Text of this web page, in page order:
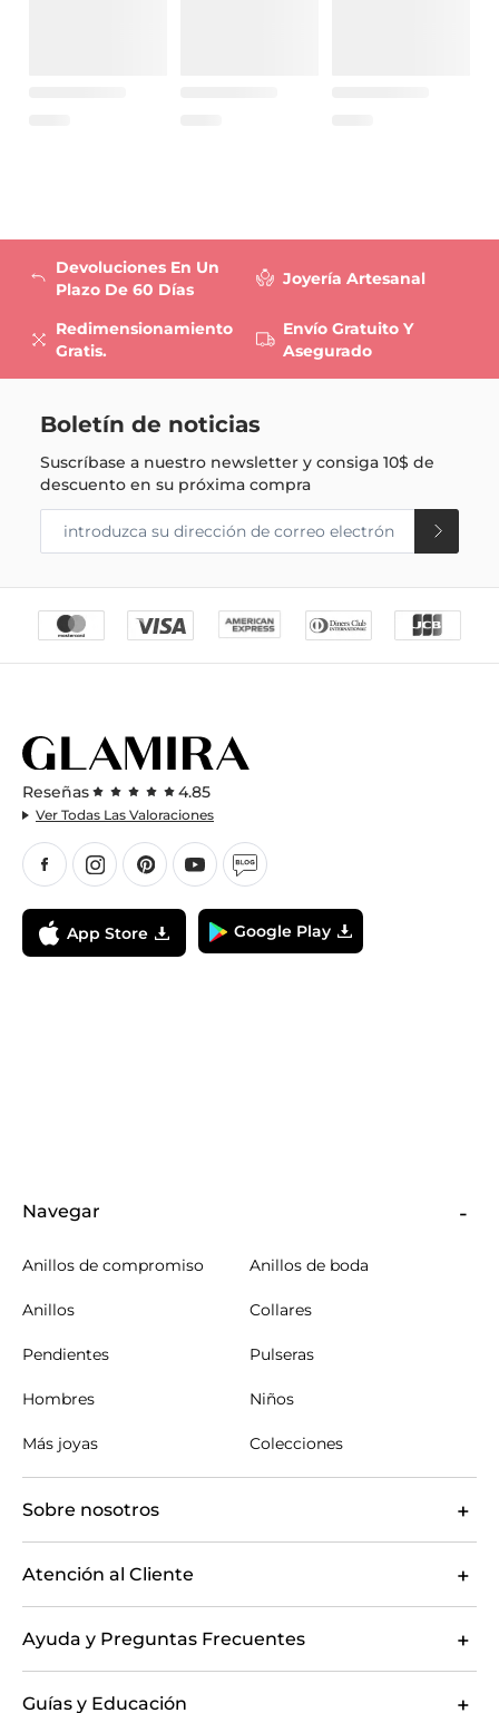
Devoluciones En Un
Plazo De 60 Días
Redimensionamiento
Gratis.
Joyería Artesanal
Envío Gratuito Y
Asegurado
Boletín de noticias
Suscríbase a nuestro newsletter y consiga10$ de
descuento en su próxima compra
Reseñas 4.85
Ver Todas Las Valoraciones
App Store Google Play
Navegar
Anillos de compromiso Anillos de boda
Anillos Collares
Pendientes Pulseras
Hombres Niños
Más joyas Colecciones
Sobre nosotros
Atención al Cliente
Ayuda y Preguntas Frecuentes
Guías y Educación